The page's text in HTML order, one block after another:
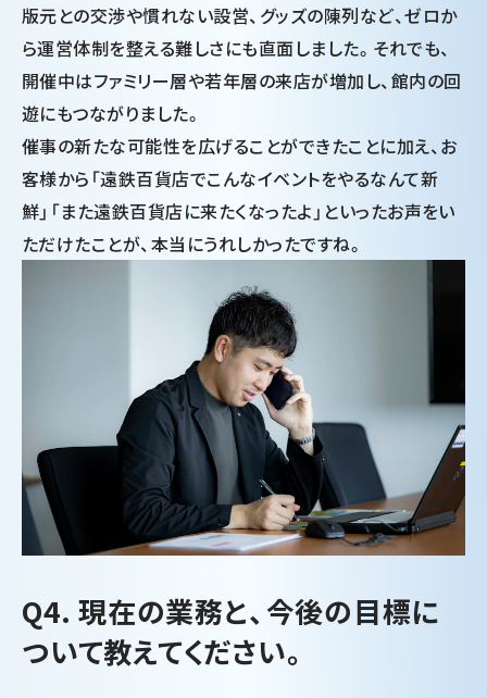
版元との交渉や慣れない設営、グッズの陳列など、ゼロか
ら運営体制を整える難しさにも直面しました。それでも、
開催中はファミリー層や若年層の来店が増加し、館内の回
遊にもつながりました。
催事の新たな可能性を広げることができたことに加え、お
客様から「遠鉄百貨店でこんなイベントをやるなんて新
鮮」「また遠鉄百貨店に来たくなったよ」といったお声をい
ただけたことが、本当にうれしかったですね。
Q4. 現在の業務と、今後の目標に
ついて教えてください。